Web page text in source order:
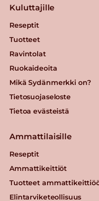
Kuluttajille
Reseptit
Tuotteet
Ravintolat
Ruokaideoita
Mikä Sydänmerkki on?
Tietosuojaseloste
Tietoa evästeistä
Ammattilaisille
Reseptit
Ammattikeittiöt
Tuotteet
Elintarviketeollisuus